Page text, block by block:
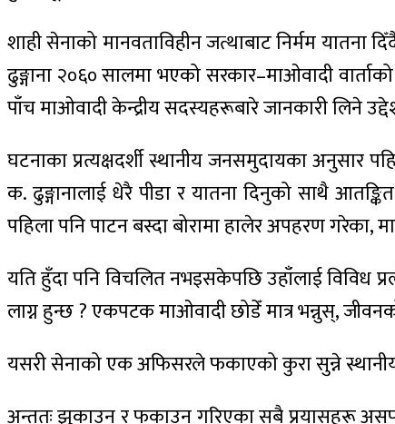
शाही सेनाको मानवताविहीन जत्थाबाट निर्मम
ढुङ्गाना २०६० सालमा भएको सरकार–माओवादी
पाँच माओवादी केन्द्रीय सदस्यहरूबारे जानकारी लिने
घटनाका प्रत्यक्षदर्शी स्थानीय जनसमुदायका अनुसार
क. ढुङ्गानालाई धेरै पीडा र यातना दिनुको साथै
पहिला पनि पाटन बस्दा बोरामा हालेर अपहरण
यति हुँदा पनि विचलित नभइसकेपछि उहाँलाई विविध
लाग्न हुन्छ ? एकपटक माओवादी छोडेँ मात्र भन्नुस्,
यसरी सेनाको एक अफिसरले फकाएको कुरा सुन्ने स्थानीय
अन्ततः झुकाउन र फकाउन गरिएका सबै प्रयासहरू